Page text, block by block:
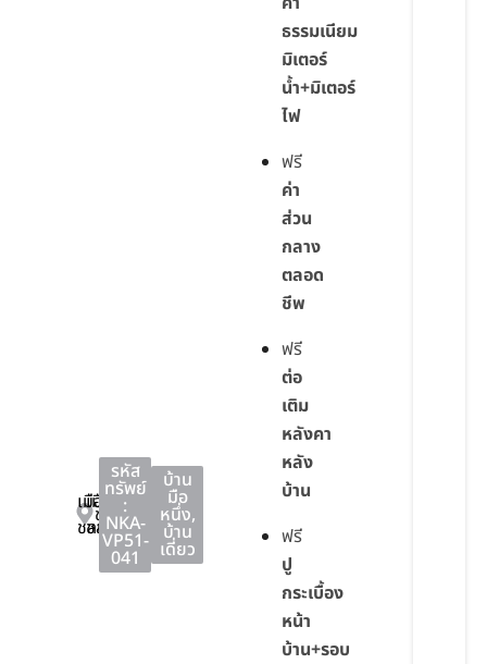
เมือง
ชลบุรี
เมือง
ชลบุรี
ชลบุรี
รหัส
ทรัพย์
:
NKA-
VP51-
041
บ้าน
มือ
หนึ่ง,
บ้าน
เดี่ยว
ธรรมเนียม
มิเตอร์
น้ำ+มิเตอร์
ไฟ
ฟรี
ค่า
ส่วน
กลาง
ตลอด
ชีพ
ฟรี
ต่อ
เติม
หลังคา
หลัง
บ้าน
ฟรี
ปู
กระเบื้อง
หน้า
บ้าน+รอบ